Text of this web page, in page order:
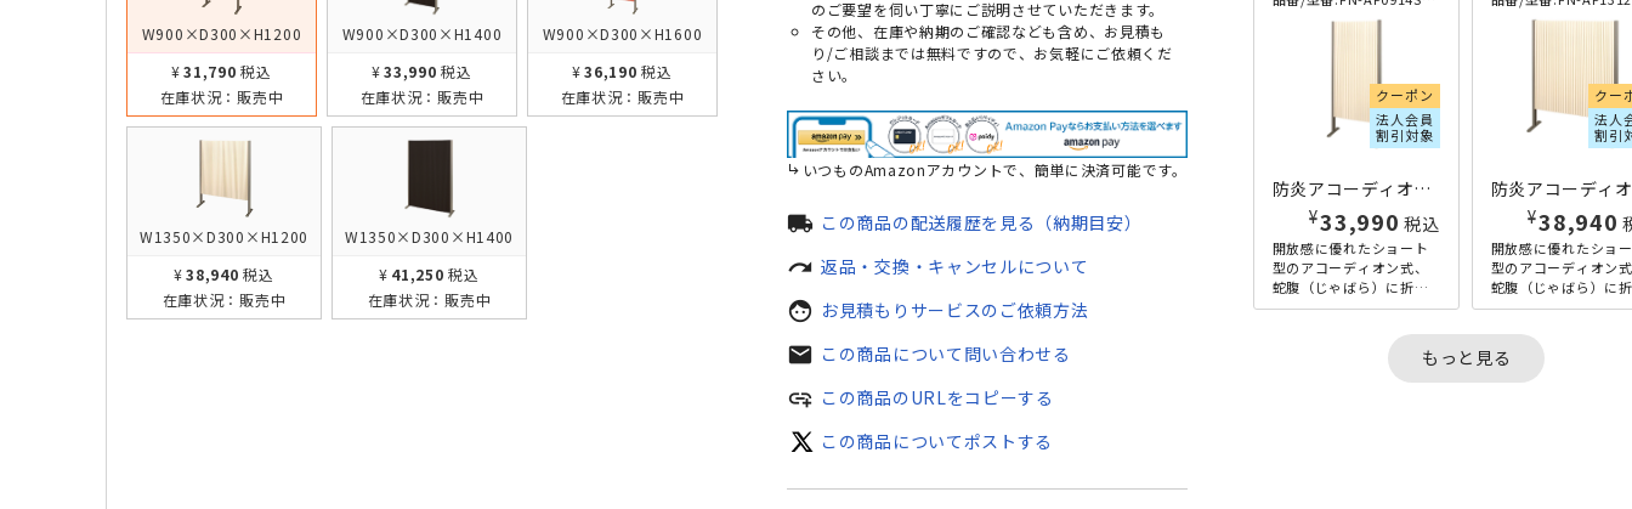
W900×D300×H1200
¥31,790 税込
在庫状況： 販売中
W900×D300×H1400
¥33,990 税込
在庫状況： 販売中
W900×D300×H1600
¥36,190 税込
在庫状況： 販売中
W1350×D300×H1200
¥38,940 税込
在庫状況： 販売中
W1350×D300×H1400
¥41,250 税込
在庫状況： 販売中
のご要望を伺い丁寧にご説明させていただきます。
その他、在庫や納期のご確認なども含め、お見積も
り/ご相談までは無料ですので、お気軽にご依頼くだ
さい。
いつものAmazonアカウントで、簡単に決済可能です。
local_shipping この商品の配送履歴を見る（納期目安）
redo 返品・交換・キャンセルについて
face お見積もりサービスのご依頼方法
mail この商品について問い合わせる
add_link この商品のURLをコピーする
この商品についてポストする
クーポン
法人会員
割引対象
防炎アコーディオンパーテーション ショートタイプ W900×D300×H1400 アイボリー
¥33,990 税込
開放感に優れたショート
型のアコーディオン式、
蛇腹（じゃばら）に折り
畳んで伸縮できる、スク
ステルの生地は、消臭加
クー
法人
割引
¥38,940
開放感に優れたショ
型のアコーディオン
蛇腹（じゃばら）に
畳んで伸縮できる、
ステルの生地は、消
工と防炎...
もっと見る